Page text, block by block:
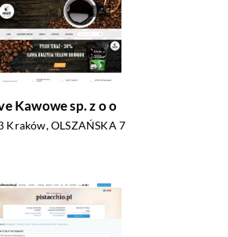
Kawowe sp. z o o
Kraków, OLSZAŃSKA 7